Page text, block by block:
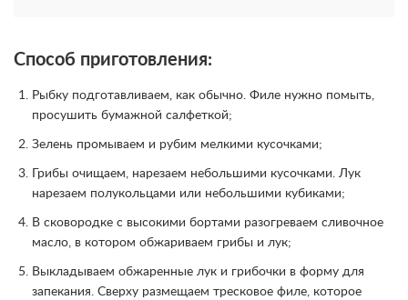
Способ приготовления:
Рыбку подготавливаем, как обычно. Филе нужно помыть,
просушить бумажной салфеткой;
Зелень промываем и рубим мелкими кусочками;
Грибы очищаем, нарезаем небольшими кусочками. Лук
нарезаем полукольцами или небольшими кубиками;
В сковородке с высокими бортами разогреваем сливочное
масло, в котором обжариваем грибы и лук;
Выкладываем обжаренные лук и грибочки в форму для
запекания. Сверху размещаем тресковое филе, которое